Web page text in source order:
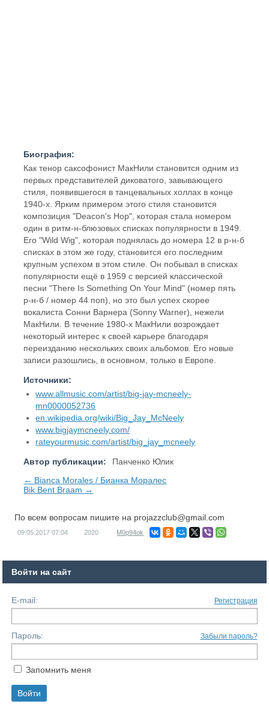
Биография:
Как тенор саксофонист МакНили становится одним из
первых представителей диковатого, завывающего
стиля, появившегося в танцевальных холлах в конце
1940-х. Ярким примером этого стиля становится
композиция "Deacon's Hop", которая стала номером
один в ритм-н-блюзовых списках популярности в 1949.
Его "Wild Wig", которая поднялась до номера 12 в р-н-б
списках в этом же году, становится его последним
крупным успехом в этом стиле. Он побывал в списках
популярности ещё в 1959 с версией классической
песни "There Is Something On Your Mind" (номер пять
р-н-б / номер 44 поп), но это был успех скорее
вокалиста Сонни Варнера (Sonny Warner), нежели
МакНили. В течение 1980-х МакНили возрождает
некоторый интерес к своей карьере благодаря
переизданию нескольких своих альбомов. Его новые
записи разошлись, в основном, только в Европе.
Источники:
www.allmusic.com/artist/big-jay-mcneely-
mn0000052736
en.wikipedia.org/wiki/Big_Jay_McNeely
www.bigjaymcneely.com/
rateyourmusic.com/artist/big_jay_mcneely
Автор публикации:
Панченко Юлик
← Bianca Morales / Бианка Моралес
Bik Bent Braam →
По всем вопросам пишите на projazzclub@gmail.com
09.05.2017 07:04 2020 M0p94ok
Войти на сайт
E-mail: Регистрация
Пароль: Забыли пароль?
Запомнить меня